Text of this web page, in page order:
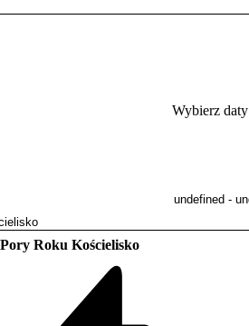
Wybierz daty
Roku Kościelisko